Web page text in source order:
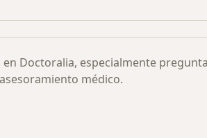
Doctoralia, especialmente
médico.